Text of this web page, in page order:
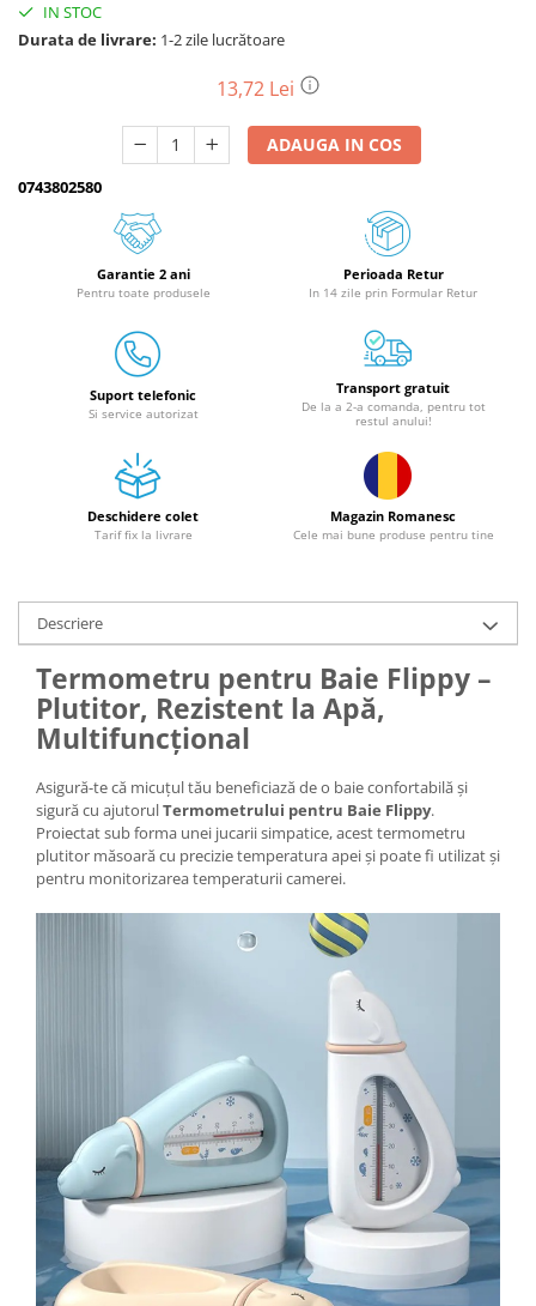
Drujbe cu acumulator
Unelte electrice busteni
Mori cereale si batoze porumb
Batoze - mori desfacat porumb
Granulatoare
Mori pentru cereale
Mori pentru furaje
Mori pentru furaje si resturi
Piese si accesorii mori
Tocatoare furaje si crengi
Tocatoare furaje
Motocoase, Trimmere si Masini de
tuns gazon
Motocositori cu motoare 2T
Trimmere electrice
Masini de tuns gazon pe benzina
Tractoraș de tuns gazonul
Zootehnie
Incubatoare, oparitoare si
deplumatoare
Masini batut stalpi si accesorii
Roabe & accesorii
Casute gradina si cutii depozitare
Mobilier gradina
umbrire
Lopeti zapada
IN STOC
Durata de livrare: 1-2 zile lucrătoare
13,72 Lei
ADAUGA IN COS
0743802580
Garantie 2 ani
Pentru toate produsele
Perioada Retur
In 14 zile prin Formular Retur
Suport telefonic
Si service autorizat
Transport gratuit
De la a 2-a comanda, pentru tot
restul anului!
Deschidere colet
Tarif fix la livrare
Magazin Romanesc
Cele mai bune produse pentru tine
Descriere
Termometru pentru Baie Flippy –
Plutitor, Rezistent la Apă,
Multifuncțional
Asigură-te că micuțul tău beneficiază de o baie confortabilă și
sigură cu ajutorulTermometrului pentru Baie Flippy.
Proiectat sub forma unei jucarii simpatice, acest termometru
plutitor măsoară cu precizie temperatura apei și poate fi utilizat și
pentru monitorizarea temperaturii camerei.